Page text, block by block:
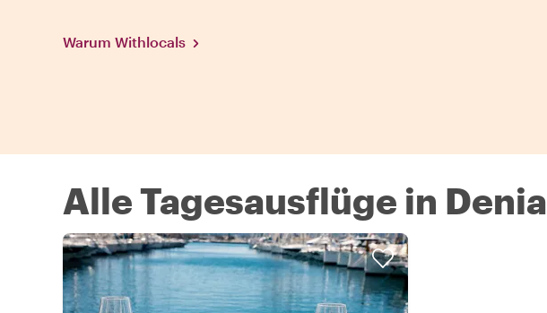
Warum Withlocals
Alle Tagesausflüge in Denia